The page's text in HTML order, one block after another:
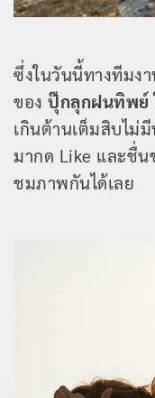
ซึ่งในวันนี้ทางทีมง
ของ ปุ๊กลุกฝนทิพย์
เกินต้านเต็มสิบไม่
มากด Like และชื่น
ชมภาพกันได้เลย